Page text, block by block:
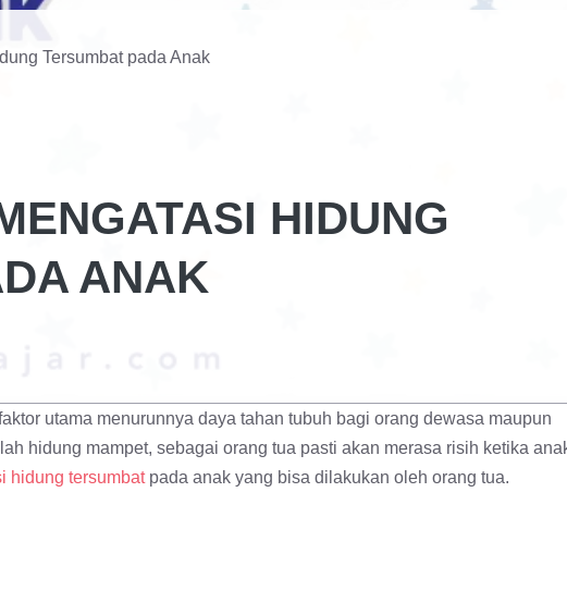
Tersumbat pada Anak
HIDUNG
ANAK
utama menurunnya daya tahan tubuh bagi orang dewasa maupun
hidung mampet, sebagai orang tua pasti akan merasa risih ketika
hidung tersumbatpada anak yang bisa dilakukan oleh orang tua.